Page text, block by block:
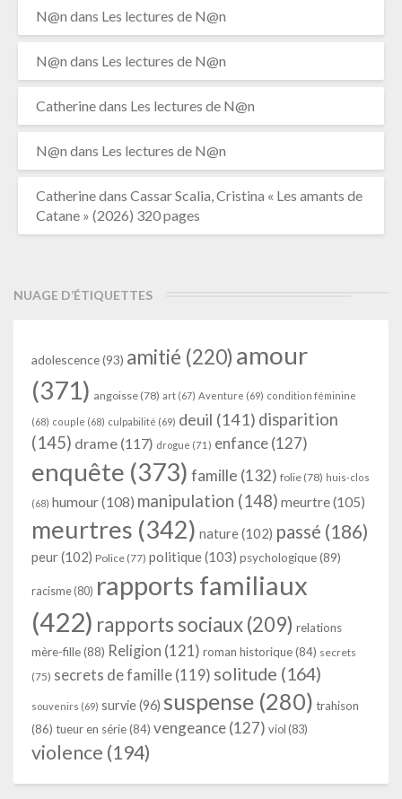
N@n dans Les lectures de N@n
N@n dans Les lectures de N@n
Catherinedans Les lectures de N@n
N@n dans Les lectures de N@n
Catherinedans Cassar Scalia, Cristina « Les amants de
Catane » (2026) 320 pages
NUAGE D’ÉTIQUETTES
adolescence(93) amitié (220) amour
(371) angoisse (78) art (67) Aventure (69) condition féminine
(68) couple (68) culpabilité (69) deuil (141) disparition
(145) drame (117) drogue (71) enfance(127)
enquête (373) famille (132) folie (78) huis-clos
(68) humour(108) manipulation (148) meurtre(105)
meurtres (342) nature(102) passé (186)
peur(102) Police (77) politique(103) psychologique(89)
racisme (80) rapports familiaux
(422) rapports sociaux(209) relations
mère-fille(88) Religion (121) roman historique(84) secrets
(75) secrets de famille (119) solitude (164)
souvenirs (69) survie(96) suspense (280) trahison
(86) tueur en série(84) vengeance(127) viol (83)
violence (194)